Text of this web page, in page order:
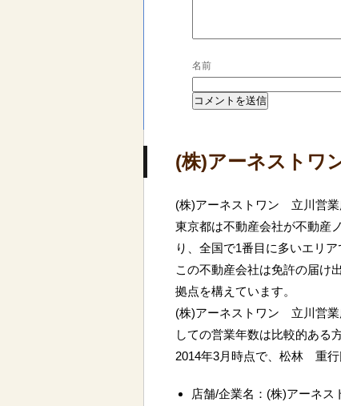
名前
(株)アーネストワ
(株)アーネストワン 立川営業
東京都は不動産会社が不動産
り、全国で1番目に多いエリア
この不動産会社は免許の届け
拠点を構えています。
(株)アーネストワン 立川営業
しての営業年数は比較的ある
2014年3月時点で、松林 重行
店舗/企業名：(株)アーネ